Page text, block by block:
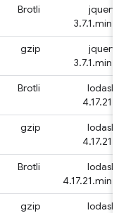
jquery-
3.7.1.min.js
Brotli
jquery-
3.7.1.min.js
gzip
lodash-
4.17.21.js
Brotli
lodash-
4.17.21.js
gzip
lodash-
4.17.21.min.js
Brotli
lodash-
gzip